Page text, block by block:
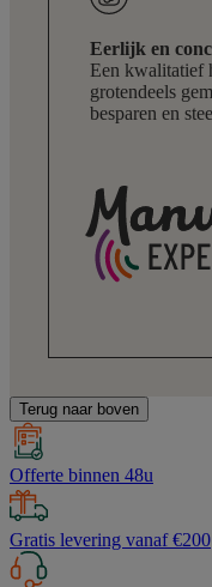
Eerlijk en
Een kwalitatief
grotendeels
besparen en
Terug naar boven
Offerte binnen 48u
Gratis levering vanaf €200